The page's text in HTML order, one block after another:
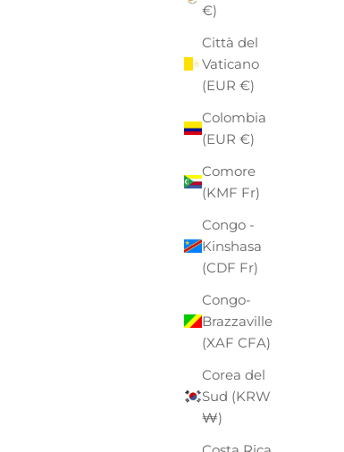
€)
Città del
Vaticano
(EUR €)
Colombia
(EUR €)
Comore
(KMF Fr)
Congo -
Kinshasa
(CDF Fr)
Congo-
Brazzaville
(XAF CFA)
Corea del
Sud (KRW
₩)